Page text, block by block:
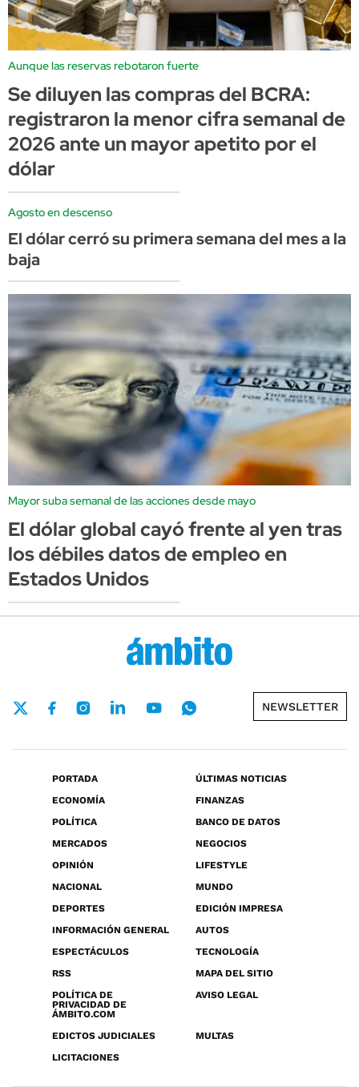
Aunque las reservas rebotaron fuerte
Se diluyen las compras del BCRA:
registraron la menor cifra semanal de
2026 ante un mayor apetito por el
dólar
Agosto en descenso
El dólar cerró su primera semana del mes a la
baja
Mayor suba semanal de las acciones desde mayo
El dólar global cayó frente al yen tras
los débiles datos de empleo en
Estados Unidos
NEWSLETTER
PORTADA
ÚLTIMAS NOTICIAS
ECONOMÍA
FINANZAS
POLÍTICA
BANCO DE DATOS
MERCADOS
NEGOCIOS
OPINIÓN
LIFESTYLE
NACIONAL
MUNDO
DEPORTES
EDICIÓN IMPRESA
INFORMACIÓN GENERAL
AUTOS
ESPECTÁCULOS
TECNOLOGÍA
RSS
MAPA DEL SITIO
POLÍTICA DE
PRIVACIDAD DE
ÁMBITO.COM
AVISO LEGAL
EDICTOS JUDICIALES
MULTAS
LICITACIONES